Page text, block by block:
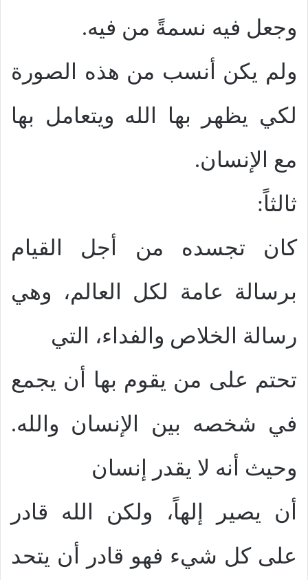
وجعل فيه نسمةً من فيه.
ولم يكن أنسب من هذه الصورة
لكي يظهر بها الله ويتعامل بها
مع الإنسان.
ثالثاً:
كان تجسده من أجل القيام
برسالة عامة لكل العالم، وهي
رسالة الخلاص والفداء، التي
تحتم على من يقوم بها أن يجمع
في شخصه بين الإنسان والله.
وحيث أنه لا يقدر إنسان
أن يصير إلهاً، ولكن الله قادر
على كل شيء فهو قادر أن يتحد